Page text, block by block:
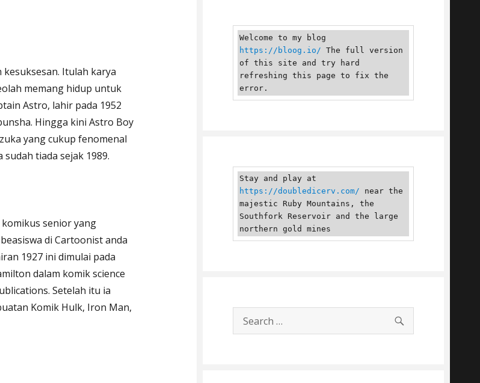
Itulah karya
memang hidup untuk
Astro, lahir pada 1952
Hingga kini Astro Boy
yang cukup fenomenal
tiada sejak 1989.
komikus senior yang
di Cartoonist anda
1927 ini dimulai pada
dalam komik science
Setelah itu ia
Komik Hulk, Iron Man,
https://bloog.io/ The full version
of this site and try hard
refreshing this page to fix the
error.
https://doubledicerv.com/ near the
majestic Ruby Mountains, the
Southfork Reservoir and the large
northern gold mines
Search
for:
SEARCH